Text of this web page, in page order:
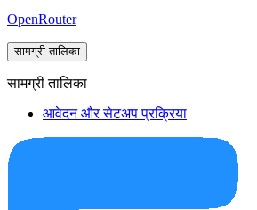
OpenRouter
सामग्री तालिका
सामग्री तालिका
आवेदन और सेटअप प्रक्रिया